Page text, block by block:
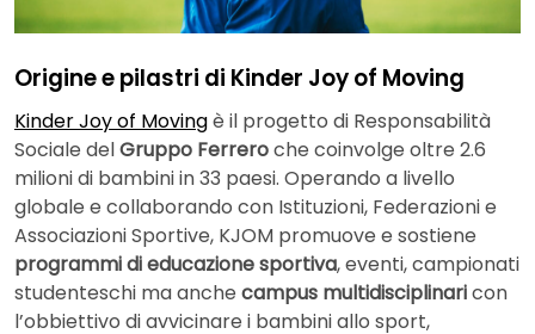
Origine e pilastri di Kinder Joy of Moving
Kinder Joy of Movingè il progetto di Responsabilità
Sociale delGruppo Ferreroche coinvolge oltre 2.6
milioni di bambini in 33 paesi. Operando a livello
globale e collaborando con Istituzioni, Federazioni e
Associazioni Sportive, KJOM promuove e sostiene
programmi di educazione sportiva, eventi, campionati
studenteschi ma anche campus multidisciplinaricon
l’obbiettivo di avvicinare i bambini allo sport,